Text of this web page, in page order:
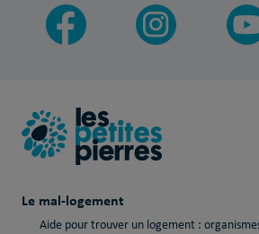
Le mal-logement
Aide pour trouver un logement :